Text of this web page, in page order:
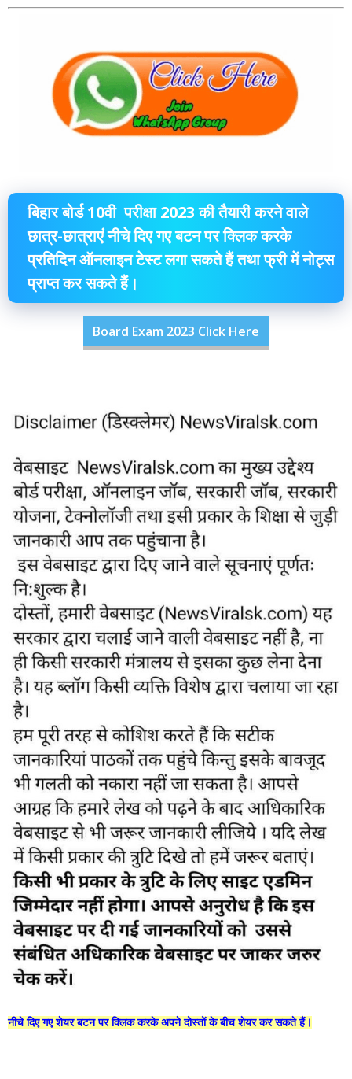
बिहार बोर्ड 10वी परीक्षा 2023 की तैयारी करने वाले
छात्र-छात्राएं नीचे दिए गए बटन पर क्लिक करके
प्रतिदिन ऑनलाइन टेस्ट लगा सकते हैं तथा फ्री में नोट्स
प्राप्त कर सकते हैं।
Board Exam 2023 Click Here
नीचे दिए गए शेयर बटन पर क्लिक करके अपने दोस्तों के बीच शेयर कर सकते हैं।